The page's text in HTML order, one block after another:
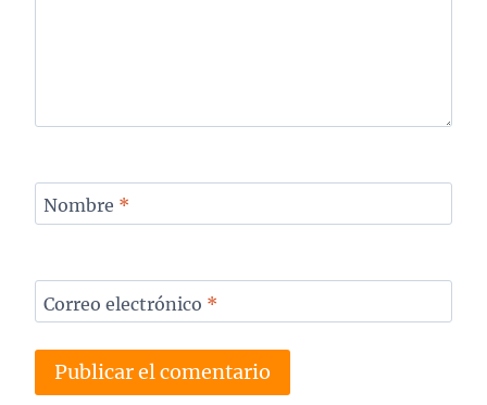
Nombre *
Correo electrónico *